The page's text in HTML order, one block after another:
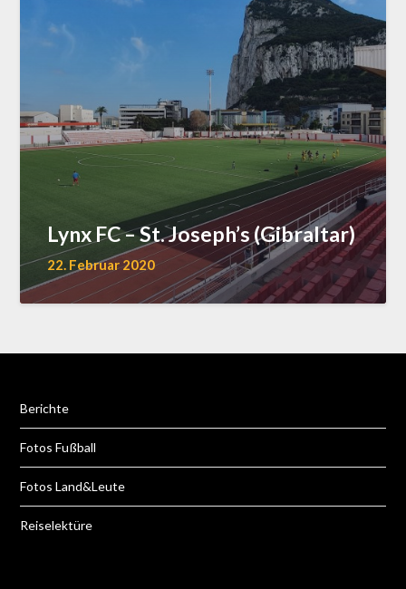
Lynx FC – St. Joseph’s (Gibraltar)
22. Februar 2020
Berichte
Fotos Fußball
Fotos Land&Leute
Reiselektüre